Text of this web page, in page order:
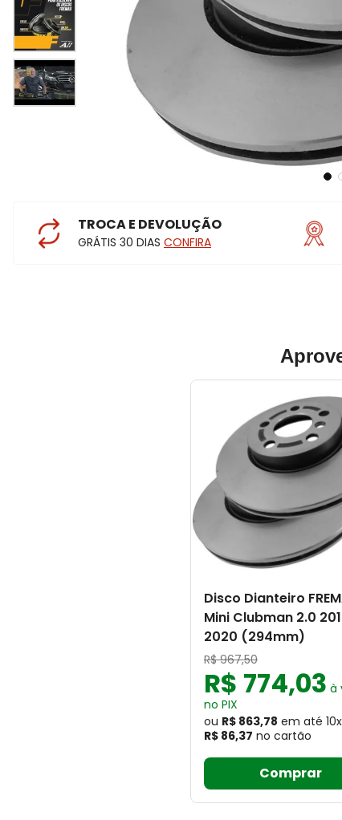
TROCA E DEVOLUÇÃO
GRÁTIS 30 DIAS CONFIRA
Disco Dianteiro
Mini Clubman 2.0
2020 (294mm)
R$ 967,50
R$ 774,03 à
no PIX
ou R$ 863,78 em até 10x
R$ 86,37 no cartão
Comprar